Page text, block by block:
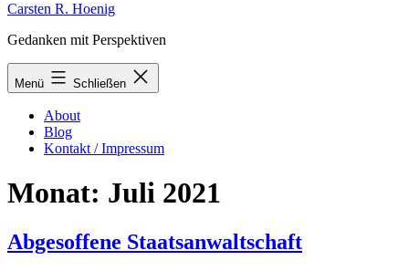
Carsten R. Hoenig
Gedanken mit Perspektiven
Menü Schließen
About
Blog
Kontakt / Impressum
Monat: Juli 2021
Abgesoffene Staatsanwaltschaft